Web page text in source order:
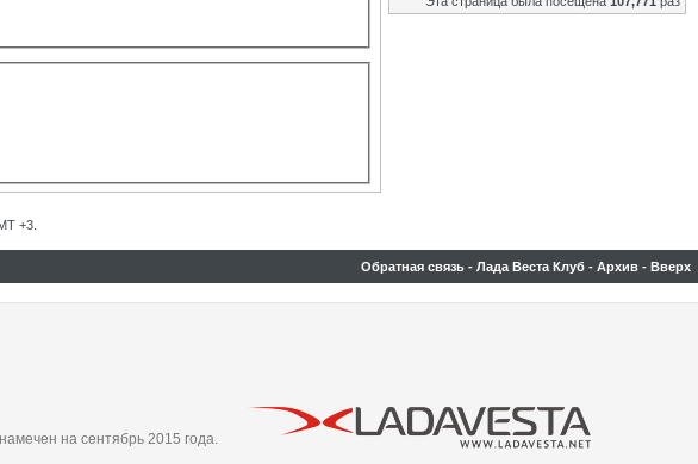
+3.
Обратная связь - Лада Веста Клуб - Архив - Вверх
на сентябрь 2015 года.